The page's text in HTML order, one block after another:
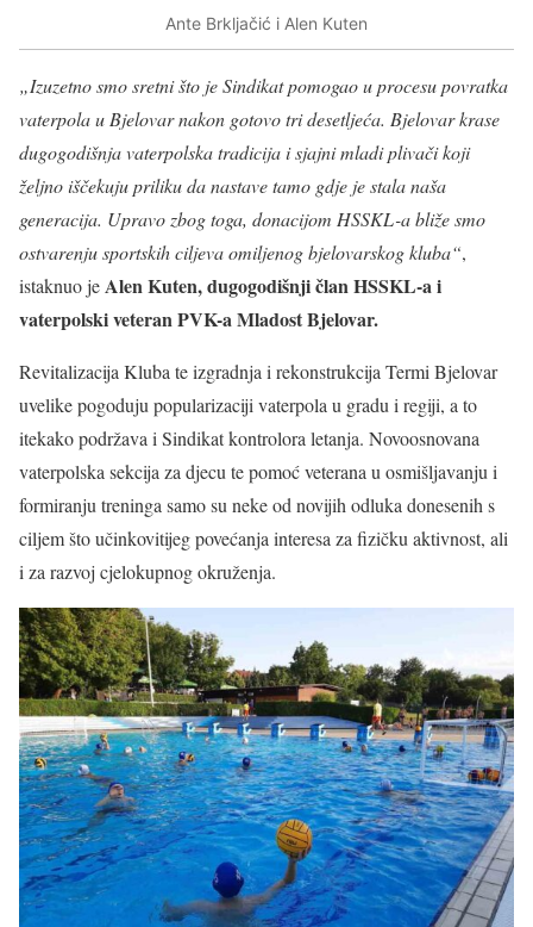
Ante Brkljačić i Alen Kuten
„Izuzetno smo sretni što je Sindikat pomogao u procesu povratka
vaterpola u Bjelovar nakon gotovo tri desetljeća. Bjelovar krase
dugogodišnja vaterpolska tradicija i sjajni mladi plivači koji
željno iščekuju priliku da nastave tamo gdje je stala naša
generacija. Upravo zbog toga, donacijom HSSKL-a bliže smo
ostvarenju sportskih ciljeva omiljenog bjelovarskog kluba“,
istaknuo jeAlen Kuten, dugogodišnji član HSSKL-a i
vaterpolski veteran PVK-a Mladost Bjelovar.
Revitalizacija Kluba te izgradnja i rekonstrukcija Termi Bjelovar
uvelike pogoduju popularizaciji vaterpola u gradu i regiji, a to
itekako podržava i Sindikat kontrolora letanja. Novoosnovana
vaterpolska sekcija za djecu te pomoć veterana u osmišljavanju i
formiranju treninga samo su neke od novijih odluka donesenih s
ciljem što učinkovitijeg povećanja interesa za fizičku aktivnost, ali
i za razvoj cjelokupnog okruženja.